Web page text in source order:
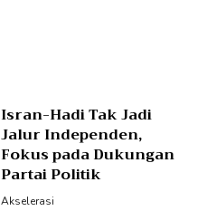
Isran-Hadi Tak Jadi
Jalur Independen,
Fokus pada Dukungan
Partai Politik
Akselerasi